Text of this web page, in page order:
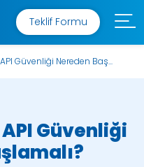
Teklif Formu
Güvenliği Nereden Baş...
Güvenliği